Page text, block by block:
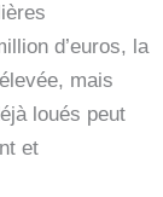
d’euros, la
mais
loués peut
et